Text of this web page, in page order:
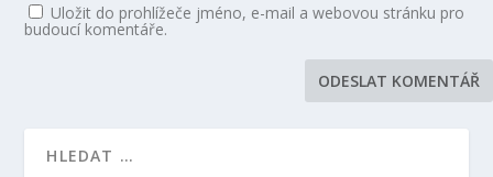
Uložit do prohlížeče jméno, e-mail a webovou stránku pro
budoucí komentáře.